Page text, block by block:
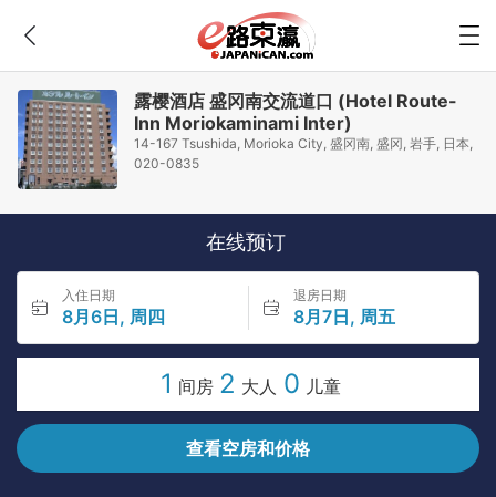
露樱酒店 盛冈南交流道口 (Hotel Route-
Inn Moriokaminami Inter)
14-167 Tsushida, Morioka City, 盛冈南, 盛冈, 岩手, 日本,
020-0835
在线预订
入住日期
8月6日, 周四
退房日期
8月7日, 周五
1 间房 2 大人 0 儿童
查看空房和价格